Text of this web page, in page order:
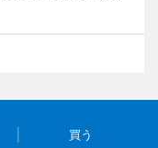
買う